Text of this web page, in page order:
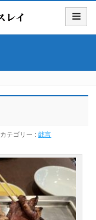
カテゴリー :戯言